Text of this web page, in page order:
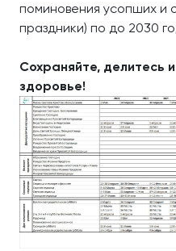
поминовения усопших и
праздники) по до 2030
Сохраняйте, делитесь
здоровье!